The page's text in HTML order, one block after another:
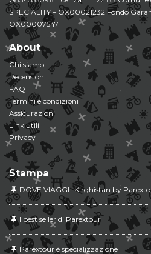
SPECIALITY – OX00021232 Fondo
OX00007547
About
Chi siamo
Recensioni
FAQ
Termini e condizioni
Assicurazioni
Link utili
Privacy
Stampa
DOVE VIAGGI -Kirghistan by
I best seller di Parextour
Parextour è specializzazione